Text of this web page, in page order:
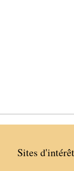
Sites d'intérêt